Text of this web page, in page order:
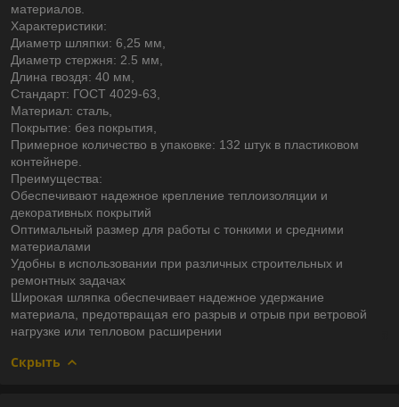
материалов.
Характеристики:
Диаметр шляпки: 6,25 мм,
Диаметр стержня: 2.5 мм,
Длина гвоздя: 40 мм,
Стандарт: ГОСТ 4029-63,
Материал: сталь,
Покрытие: без покрытия,
Примерное количество в упаковке: 132 штук в пластиковом
контейнере.
Преимущества:
Обеспечивают надежное крепление теплоизоляции и
декоративных покрытий
Оптимальный размер для работы с тонкими и средними
материалами
Удобны в использовании при различных строительных и
ремонтных задачах
Широкая шляпка обеспечивает надежное удержание
материала, предотвращая его разрыв и отрыв при ветровой
нагрузке или тепловом расширении
Скрыть